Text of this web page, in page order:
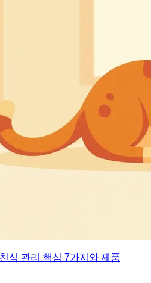
식 관리 핵심 7가지와 제품